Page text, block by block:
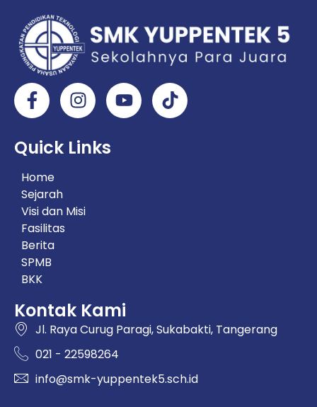
Quick Links
Home
Sejarah
Visi dan Misi
Fasilitas
Berita
SPMB
BKK
Kontak Kami
Jl. Raya Curug Paragi, Sukabakti, Tangerang
021 - 22598264
info@smk-yuppentek5.sch.id